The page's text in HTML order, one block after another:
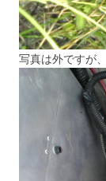
写真は外ですが